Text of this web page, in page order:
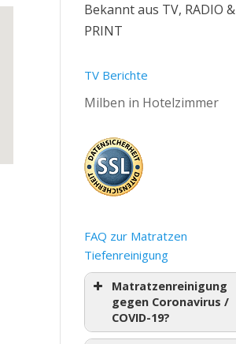
Bekannt aus TV, RADIO &
PRINT
TV Berichte
Milben in Hotelzimmer
FAQ zur Matratzen
Tiefenreinigung
Matratzenreinigung
gegen Coronavirus /
COVID-19?